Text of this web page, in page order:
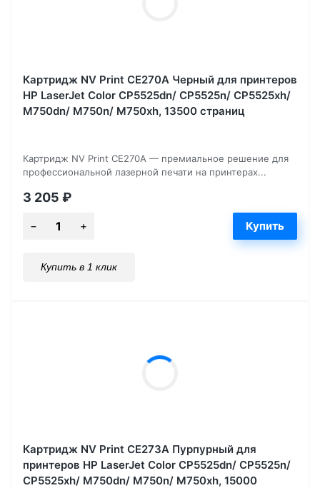
Картридж NV Print CE270A Черный для принтеров
HP LaserJet Color CP5525dn/ CP5525n/ CP5525xh/
M750dn/ M750n/ M750xh, 13500 страниц
Картридж NV Print CE270A — премиальное решение для
профессиональной лазерной печати на принтерах...
3 205 ₽
Купить в 1 клик
Картридж NV Print CE273A Пурпурный для
принтеров HP LaserJet Color CP5525dn/ CP5525n/
CP5525xh/ M750dn/ M750n/ M750xh, 15000